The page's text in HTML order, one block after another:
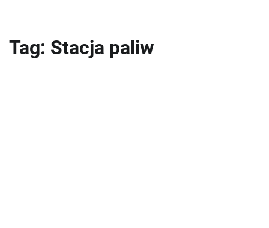
Tag: Stacja paliw